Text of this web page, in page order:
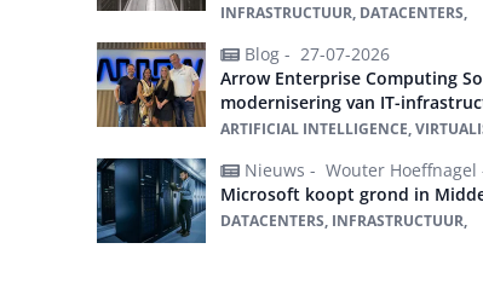
INFRASTRUCTUUR, DATACENTERS,
Blog - 27-07-2026
Arrow Enterprise Computing
modernisering van IT-
ARTIFICIAL INTELLIGENCE,
Nieuws - Wouter Hoeffnagel
Microsoft koopt grond in
DATACENTERS, INFRASTRUCTUUR,